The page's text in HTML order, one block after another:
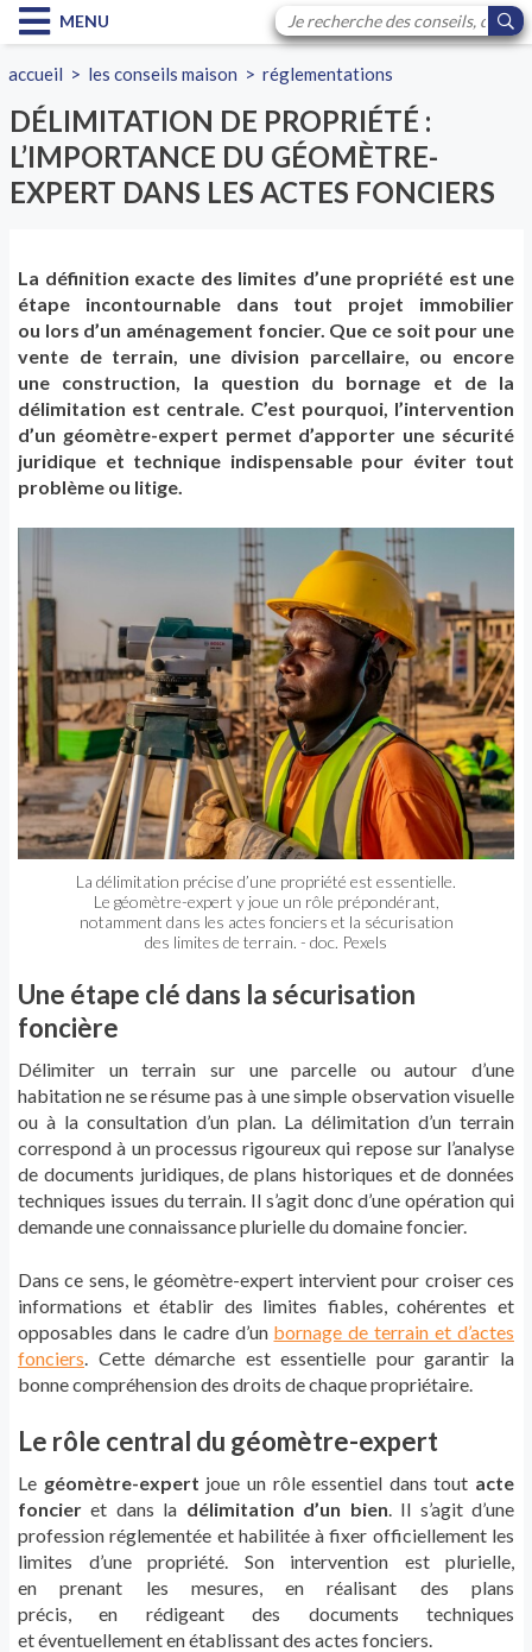
MENU
accueil > les conseils maison >réglementations
DÉLIMITATION DE PROPRIÉTÉ :
L’IMPORTANCE DU GÉOMÈTRE-
EXPERT DANS LES ACTES FONCIERS
La définition exacte des limites d’une propriété est une
étape incontournable dans tout projet immobilier
ou lors d’un aménagement foncier. Que ce soit pour une
vente de terrain, une division parcellaire, ou encore
une construction, la question du bornage et de la
délimitation est centrale. C’est pourquoi, l’intervention
d’un géomètre-expert permet d’apporter une sécurité
juridique et technique indispensable pour éviter tout
problème ou litige.
La délimitation précise d’une propriété est essentielle.
Le géomètre-expert y joue un rôle prépondérant,
notamment dans les actes fonciers et la sécurisation
des limites de terrain. - doc. Pexels
Une étape clé dans la sécurisation
foncière
Délimiter un terrain sur une parcelle ou autour d’une
habitation ne se résume pas à une simple observation visuelle
ou à la consultation d’un plan. La délimitation d’un terrain
correspond à un processus rigoureux qui repose sur l’analyse
de documents juridiques, de plans historiques et de données
techniques issues du terrain. Il s’agit donc d’une opération qui
demande une connaissance plurielle du domaine foncier.
Dans ce sens, le géomètre-expert intervient pour croiser ces
informations et établir des limites fiables, cohérentes et
opposables dans le cadre d’un bornage de terrain et d’actes
fonciers . Cette démarche est essentielle pour garantir la
bonne compréhension des droits de chaque propriétaire.
Le rôle central du géomètre-expert
Le géomètre-expert joue un rôle essentiel dans tout acte
foncier et dans la délimitation d’un bien . Il s’agit d’une
profession réglementée et habilitée à fixer officiellement les
limites d’une propriété. Son intervention est plurielle,
en prenant les mesures, en réalisant des plans
précis, en rédigeant des documents techniques
et éventuellement en établissant des actes fonciers.